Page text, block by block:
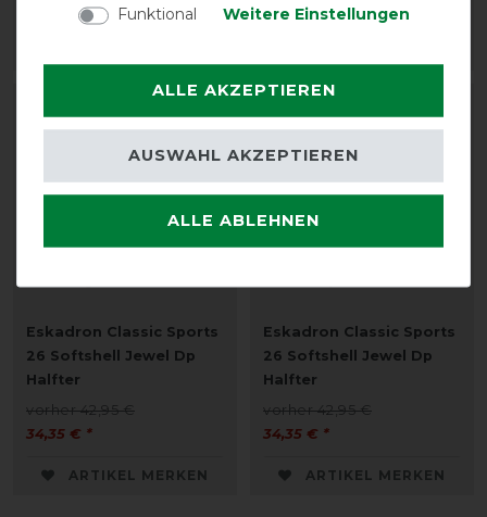
31,95 € *
111,95 € *
Eskadron Classic Sports
26 Softshell Jewel Dp
Halfter
vorher 42,95 €
34,35 € *
ARTIKEL MERKEN
Eskadron Classic Sports
26 Softshell Jewel Dp
Halfter
vorher 42,95 €
34,35 € *
ARTIKEL MERKEN
Funktional
Weitere Einstellungen
ALLE AKZEPTIEREN
ALLE ABLEHNEN
AUSWAHL AKZEPTIEREN